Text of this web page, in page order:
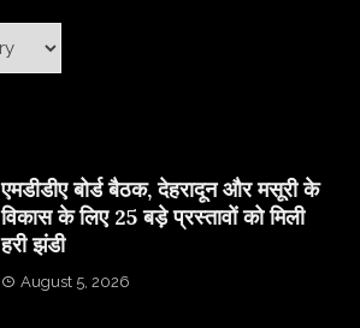
एमडीडीए बोर्ड बैठक, देहरादून और मसूरी के
विकास के लिए 25 बड़े प्रस्तावों को मिली
हरी झंडी
August 5, 2026